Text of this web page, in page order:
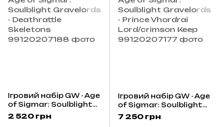
Ігровий набір GW - Age
of Sigmar: Soulblight
Gravelords -
Deathrattle Skeletons
2 520 грн
Ігровий набір GW - Age
of Sigmar: Soulblight
Gravelords - Prince
Vhordrai Lord/crimson
7 250 грн